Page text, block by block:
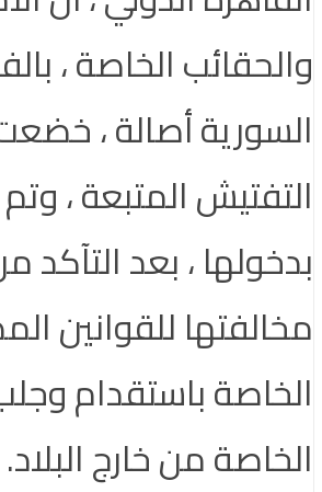
والحقائب الخاصة ،
السورية أصالة ،
التفتيش المتبعة ،
بدخولها ، بعد
مخالفتها للقوانين
الخاصة باستقدام
الخاصة من خارج البلاد.